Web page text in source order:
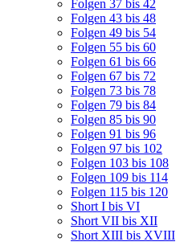
Folgen 37 bis 42
Folgen 43 bis 48
Folgen 49 bis 54
Folgen 55 bis 60
Folgen 61 bis 66
Folgen 67 bis 72
Folgen 73 bis 78
Folgen 79 bis 84
Folgen 85 bis 90
Folgen 91 bis 96
Folgen 97 bis 102
Folgen 103 bis 108
Folgen 109 bis 114
Folgen 115 bis 120
Short I bis VI
Short VII bis XII
Short XIII bis XVIII